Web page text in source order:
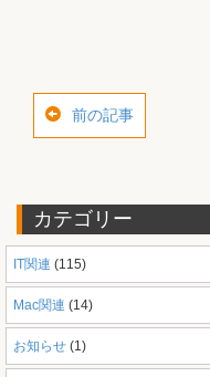
前の記事
カテゴリー
IT関連 (115)
Mac関連 (14)
お知らせ (1)